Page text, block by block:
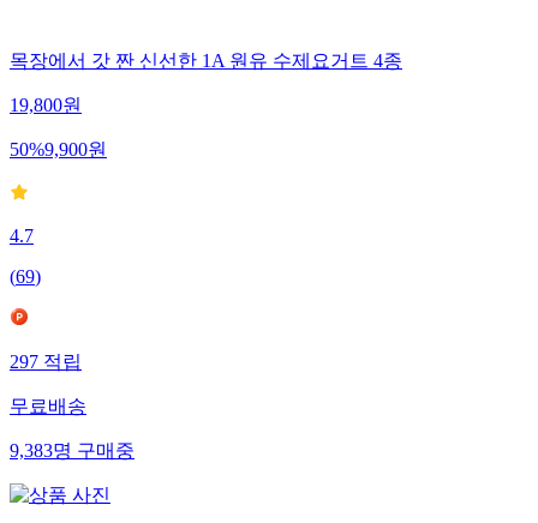
목장에서 갓 짠 신선한 1A 원유 수제요거트 4종
19,800원
50%9,900원
4.7
(69)
297적립
무료배송
9,383명구매중